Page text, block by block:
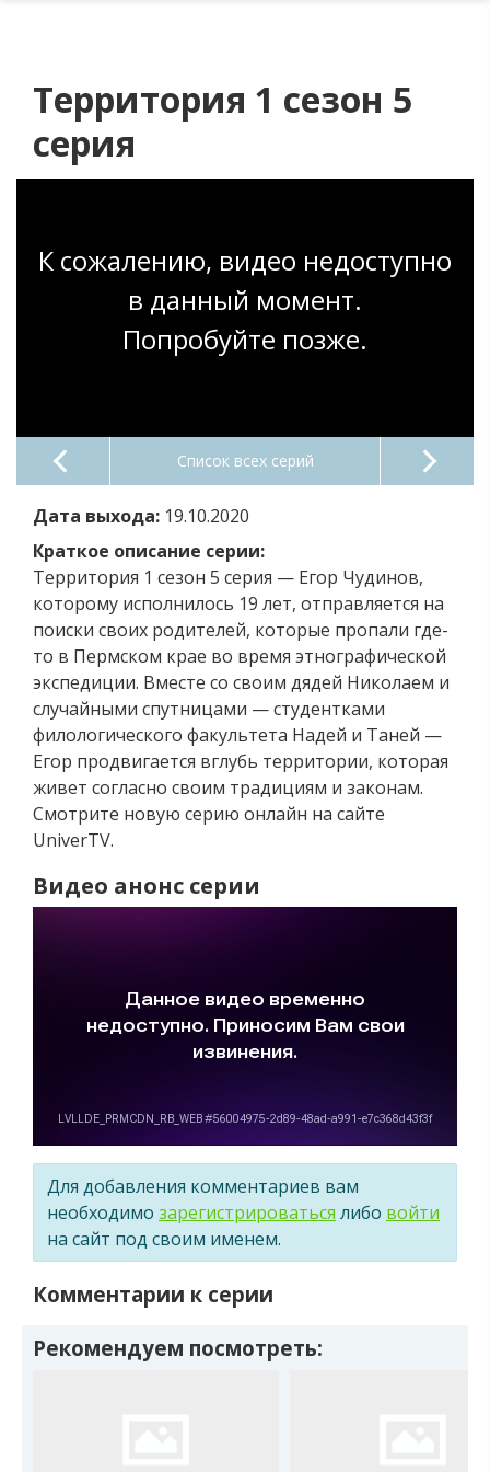
Территория 1 сезон 5
серия
К сожалению, видео недоступно
в данный момент.
Попробуйте позже.
Список всех серий
Дата выхода: 19.10.2020
Краткое описание серии:
Территория 1 сезон 5 серия — Егор Чудинов,
которому исполнилось 19 лет, отправляется на
поиски своих родителей, которые пропали где-
то в Пермском крае во время этнографической
экспедиции. Вместе со своим дядей Николаем и
случайными спутницами — студентками
филологического факультета Надей и Таней —
Егор продвигается вглубь территории, которая
живет согласно своим традициям и законам.
Смотрите новую серию онлайн на сайте
UniverTV.
Видео анонс серии
Для добавления комментариев вам
необходимо зарегистрироваться либо войти
на сайт под своим именем.
Комментарии к серии
Рекомендуем посмотреть: